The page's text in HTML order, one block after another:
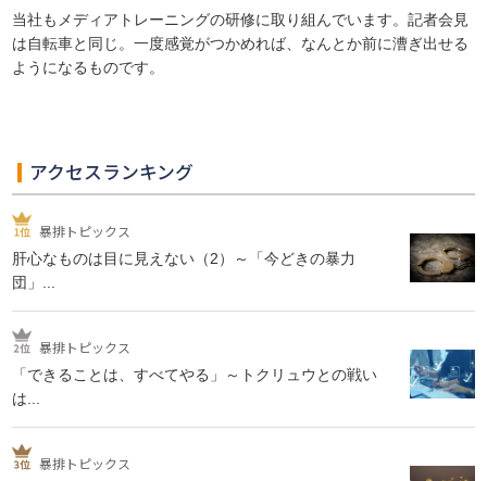
当社もメディアトレーニングの研修に取り組んでいます。記者会見
は自転車と同じ。一度感覚がつかめれば、なんとか前に漕ぎ出せる
ようになるものです。
アクセスランキング
暴排トピックス
肝心なものは目に見えない（2）～「今どきの暴力
団」...
暴排トピックス
「できることは、すべてやる」～トクリュウとの戦い
は...
暴排トピックス